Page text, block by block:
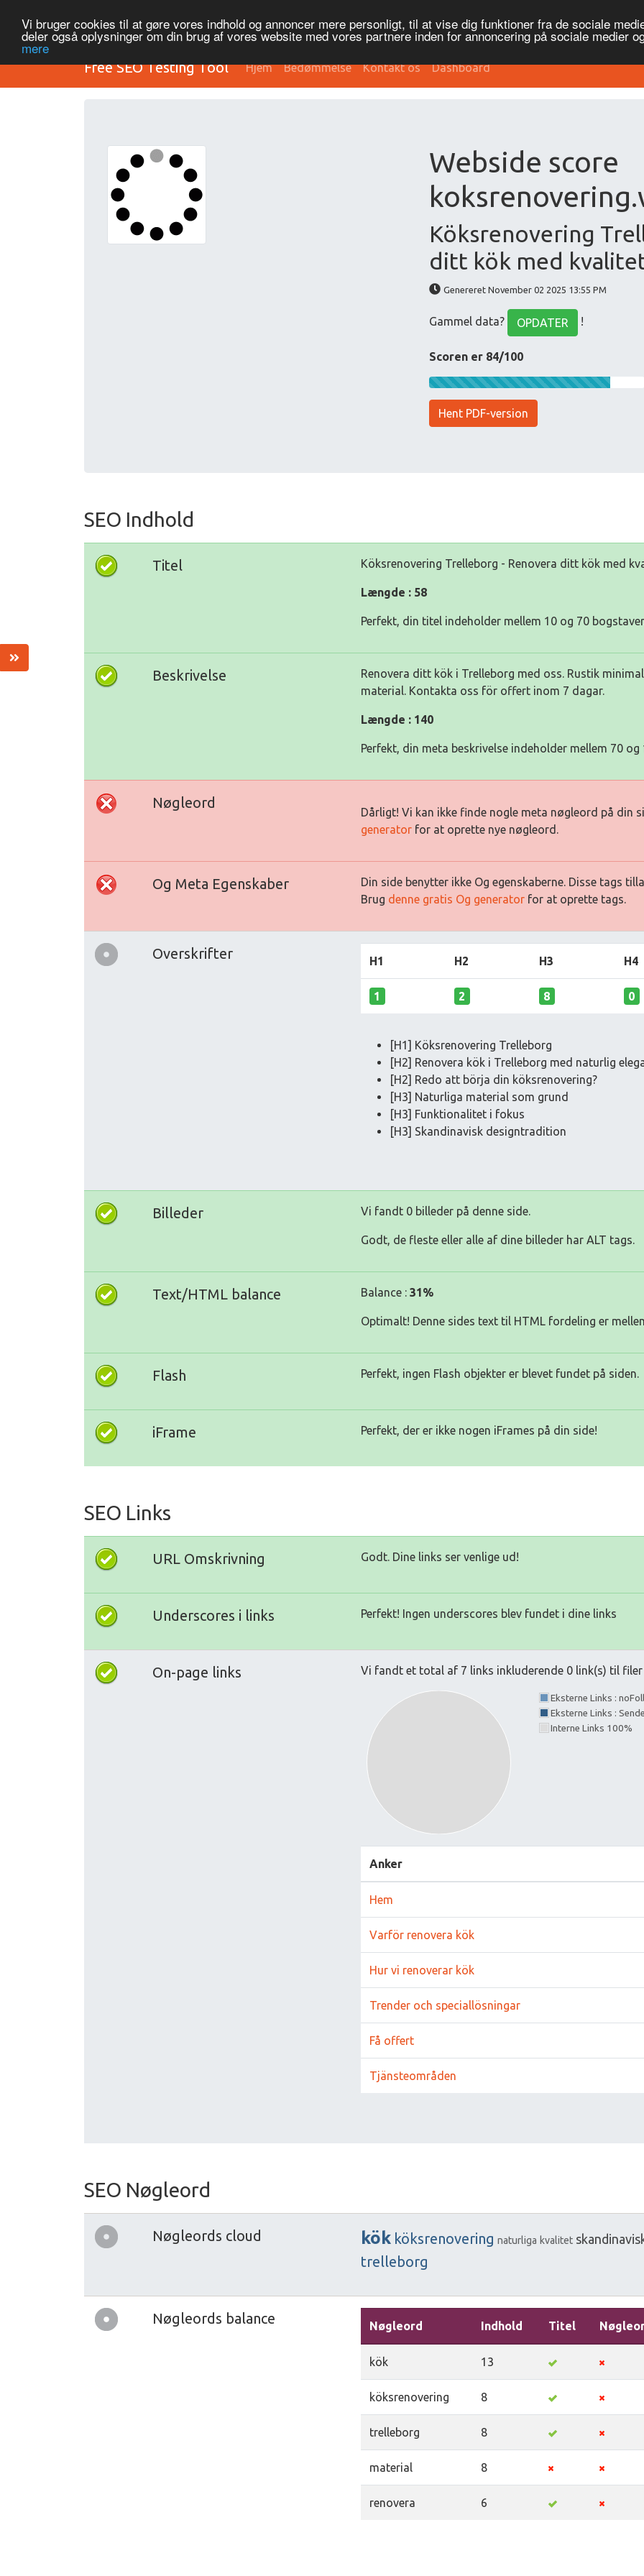
Vi bruger cookies til at gøre vores indhold og annoncer mere personligt, til at vise dig funktioner fra de sociale
deler også oplysninger om din brug af vores website med vores partnere inden for annoncering på sociale medier
mere
Free SEO Testing Tool Hjem Bedømmelse Kontakt os Dashboard
Webside score
Köksrenovering
ditt kök med
Genereret November 02 2025 13:55 PM
Gammel data? OPDATER !
Scoren er 84/100
Hent PDF-version
SEO Indhold
Titel Köksrenovering Trelleborg - Renovera ditt kök med
Længde : 58
Perfekt, din titel indeholder mellem 10 og 70
Beskrivelse
Renovera ditt kök i Trelleborg med oss. Rustik
material. Kontakta oss för offert inom 7 dagar.
Længde : 140
Perfekt, din meta beskrivelse indeholder mellem 70 og
Nøgleord
Dårligt! Vi kan ikke finde nogle meta nøgleord på din
generator for at oprette nye nøgleord.
Og Meta Egenskaber
Din side benytter ikke Og egenskaberne. Disse tags
Brug denne gratis Og generator for at oprette tags.
Overskrifter H1 H2 H3 H4
1 2 8 0
[H1] Köksrenovering Trelleborg
[H2] Renovera kök i Trelleborg med naturlig
[H2] Redo att börja din köksrenovering?
[H3] Naturliga material som grund
[H3] Funktionalitet i fokus
[H3] Skandinavisk designtradition
Billeder Vi fandt 0 billeder på denne side.
Godt, de fleste eller alle af dine billeder har ALT tags.
Text/HTML balance Balance : 31%
Optimalt! Denne sides text til HTML fordeling er
Flash Perfekt, ingen Flash objekter er blevet fundet på siden.
iFrame Perfekt, der er ikke nogen iFrames på din side!
SEO Links
URL Omskrivning Godt. Dine links ser venlige ud!
Underscores i links Perfekt! Ingen underscores blev fundet i dine links
On-page links Vi fandt et total af 7 links inkluderende 0 link(s) til filer
Eksterne Links :
Eksterne Links :
Interne Links 100%
Anker
Hem
Varför renovera kök
Hur vi renoverar kök
Trender och speciallösningar
Få offert
Tjänsteområden
SEO Nøgleord
Nøgleords cloud kök köksrenovering naturliga kvalitet
trelleborg
Nøgleords balance Nøgleord Indhold Titel
kök 13
köksrenovering 8
trelleborg 8
material 8
renovera 6